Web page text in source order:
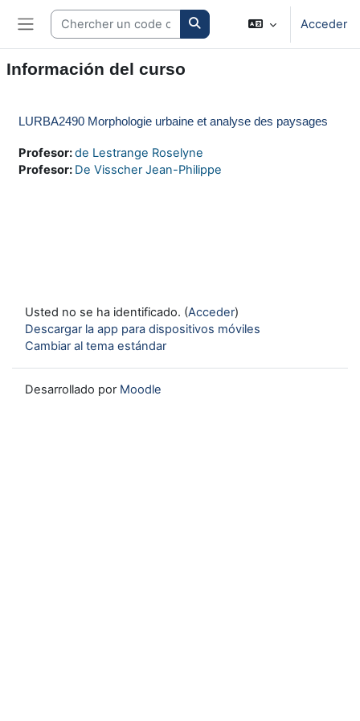
Salta al contenido principal
Panel lateral
Search courses Acceder
Información del curso
LURBA2490 Morphologie urbaine et analyse des paysages
Profesor:de Lestrange Roselyne
Profesor: De Visscher Jean-Philippe
Usted no se ha identificado. (Acceder)
Descargar la app para dispositivos móviles
Cambiar al tema estándar
Desarrollado por Moodle